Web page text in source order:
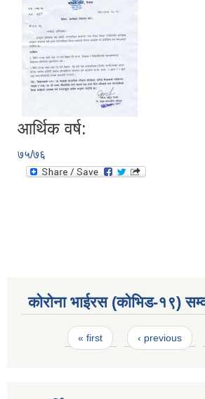
आर्थिक वर्ष:
७५/७६
कोरोना भाईरस (कोभिड-१९)
Pages« first ‹ previous